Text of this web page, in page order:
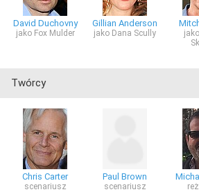
David Duchovny
jako Fox Mulder
Gillian Anderson
jako Dana Scully
Twórcy
Chris Carter
scenariusz
Paul Brown
scenariusz